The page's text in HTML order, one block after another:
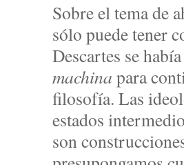
Sobre el tema de
sólo puede tener
Descartes se
machina para
filosofía. Las
estados
son